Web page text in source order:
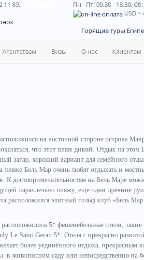
11 89, Пн - Пт: 09.30 - 18.30,
USD=
Горящие туры
Агентствам Визы О нас Клиентам
на восточной стороне острова
что этот пляж дикий. Отдых на этом
загар, хороший вариант для семейного
пляже Бель Мар очень любят отдыхать и
К достопримечательностям на Бель Маре
параллельно пляжу, еще одни древние
расположился элитный гольф клуб «Бель
5* фешенебельные отели, такие
Le Saint Geran 5*. Отеля с прекрасно
более уединённого отдыха, прекрасным
в живописном саду или непосредственно на